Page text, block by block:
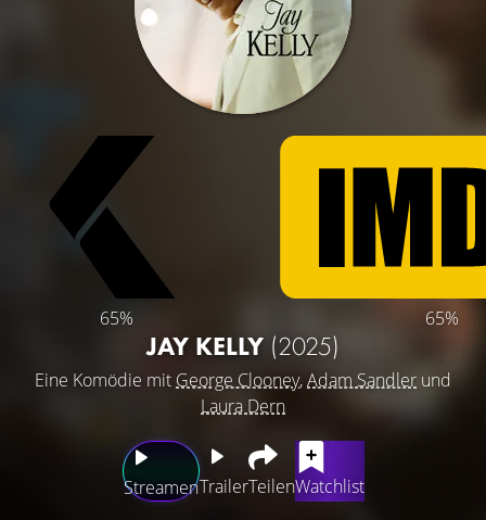
65% 65%
JAY KELLY (2025)
Eine Komödie mit George Clooney,Adam Sandler und
Laura Dern
StreamenTrailerTeilenWatchlist